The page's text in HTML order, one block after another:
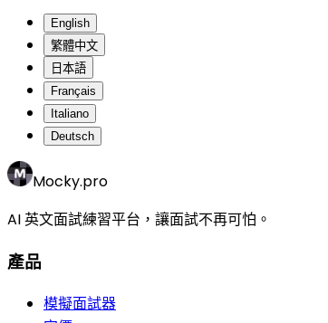
English
繁體中文
日本語
Français
Italiano
Deutsch
Mocky.pro
AI 英文面試練習平台，讓面試不再可怕。
產品
模擬面試器